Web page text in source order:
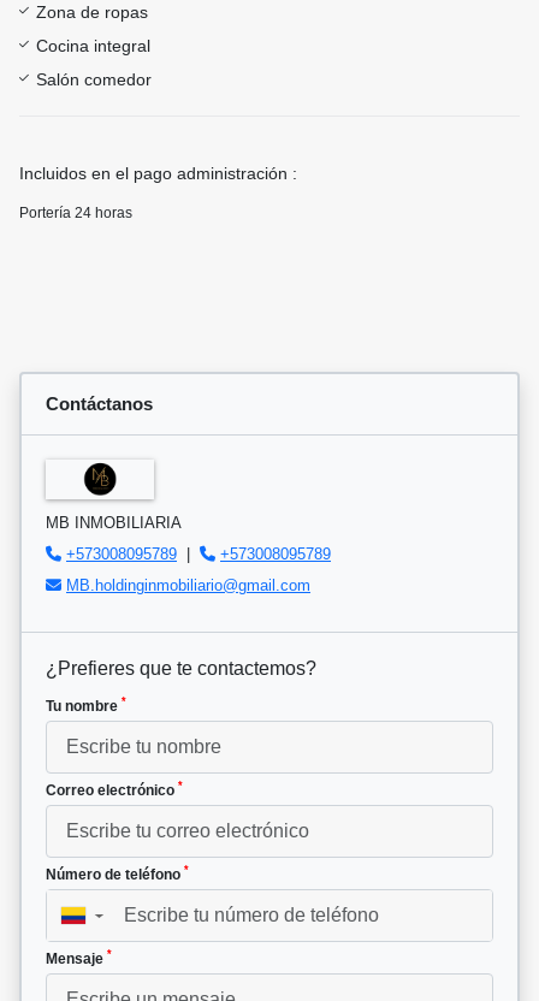
Zona de ropas
Cocina integral
Salón comedor
Incluidos en el pago administración :
Portería 24 horas
Contáctanos
MB INMOBILIARIA
+573008095789 |
+573008095789
MB.holdinginmobiliario@gmail.com
¿Prefieres que te contactemos?
Tu nombre *
Correo electrónico *
Número de teléfono *
▼
Mensaje *